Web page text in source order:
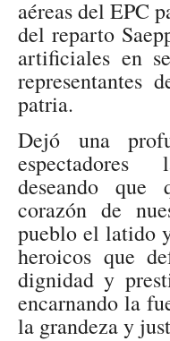
aéreas del EPC
del reparto
artificiales en
representantes
patria.
Dejó una
deseando que
corazón de
pueblo el latido
heroicos que
dignidad y
encarnando la
la grandeza y